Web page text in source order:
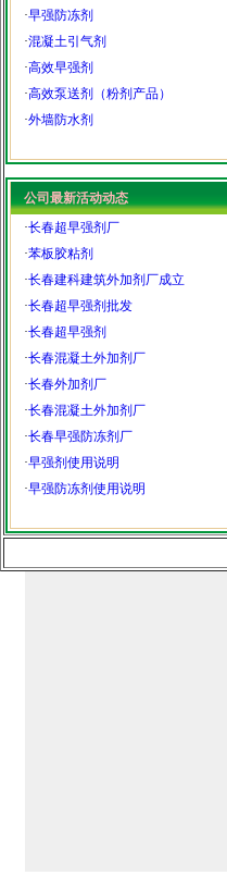
·早强防冻剂
·混凝土引气剂
·高效早强剂
·高效泵送剂（粉剂产品）
·外墙防水剂
公司最新活动动态
·长春超早强剂厂
·苯板胶粘剂
·长春建科建筑外加剂厂成立
·长春超早强剂批发
·长春超早强剂
·长春混凝土外加剂厂
·长春外加剂厂
·长春混凝土外加剂厂
·长春早强防冻剂厂
·早强剂使用说明
·早强防冻剂使用说明